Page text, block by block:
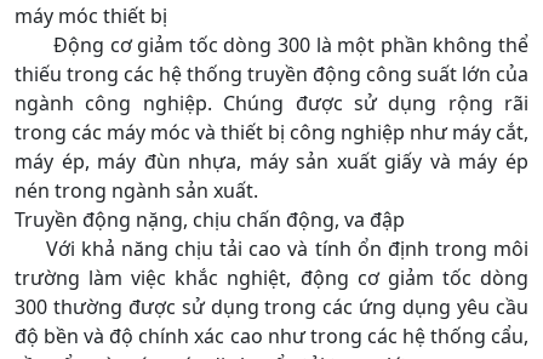
máy móc thiết bị
Động cơ giảm tốc dòng 300 là một phần không thể
thiếu trong các hệ thống truyền động công suất lớn của
ngành công nghiệp. Chúng được sử dụng rộng rãi
trong các máy móc và thiết bị công nghiệp như máy cắt,
máy ép, máy đùn nhựa, máy sản xuất giấy và máy ép
nén trong ngành sản xuất.
Truyền động nặng, chịu chấn động, va đập
Với khả năng chịu tải cao và tính ổn định trong môi
trường làm việc khắc nghiệt, động cơ giảm tốc dòng
300 thường được sử dụng trong các ứng dụng yêu cầu
độ bền và độ chính xác cao như trong các hệ thống cẩu,